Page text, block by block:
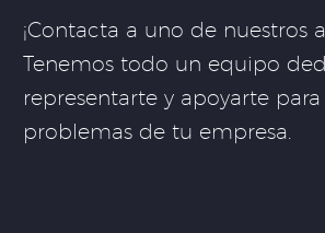
¡Contacta a uno de nuestros
Tenemos todo un equipo
representarte y apoyarte
problemas de tu empresa.